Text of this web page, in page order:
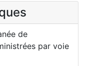
de
par voie